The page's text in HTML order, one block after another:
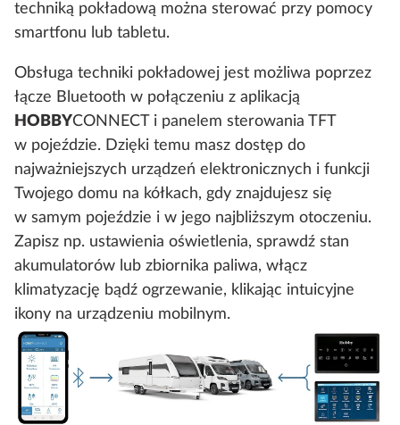
techniką pokładową można sterować przy pomocy
smartfonu lub tabletu.
Obsługa techniki pokładowej jest możliwa poprzez
łącze Bluetooth w połączeniu z aplikacją
HOBBYCONNECT i panelem sterowania TFT
w pojeździe. Dzięki temu masz dostęp do
najważniejszych urządzeń elektronicznych i funkcji
Twojego domu na kółkach, gdy znajdujesz się
w samym pojeździe i w jego najbliższym otoczeniu.
Zapisz np. ustawienia oświetlenia, sprawdź stan
akumulatorów lub zbiornika paliwa, włącz
klimatyzację bądź ogrzewanie, klikając intuicyjne
ikony na urządzeniu mobilnym.